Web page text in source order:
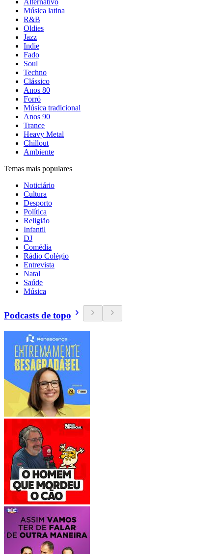
Alternativo
Música latina
R&B
Oldies
Jazz
Indie
Fado
Soul
Techno
Clássico
Anos 80
Forró
Música tradicional
Anos 90
Trance
Heavy Metal
Chillout
Ambiente
Temas mais populares
Noticiário
Cultura
Desporto
Política
Religião
Infantil
DJ
Comédia
Rádio Colégio
Entrevista
Natal
Saúde
Música
Podcasts de topo